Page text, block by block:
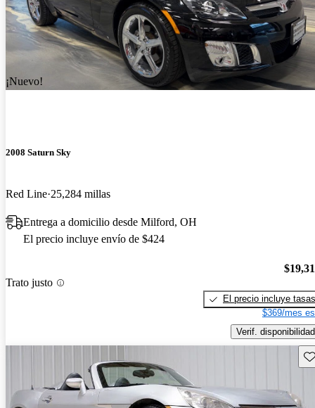
¡Nuevo!
2008 Saturn Sky
Red Line 25,284 millas
Entrega a domicilio desde Milford, OH
El precio incluye envío de $424
Trato justo
El precio incluye tasas
$369/mes
Verif. disponibilidad